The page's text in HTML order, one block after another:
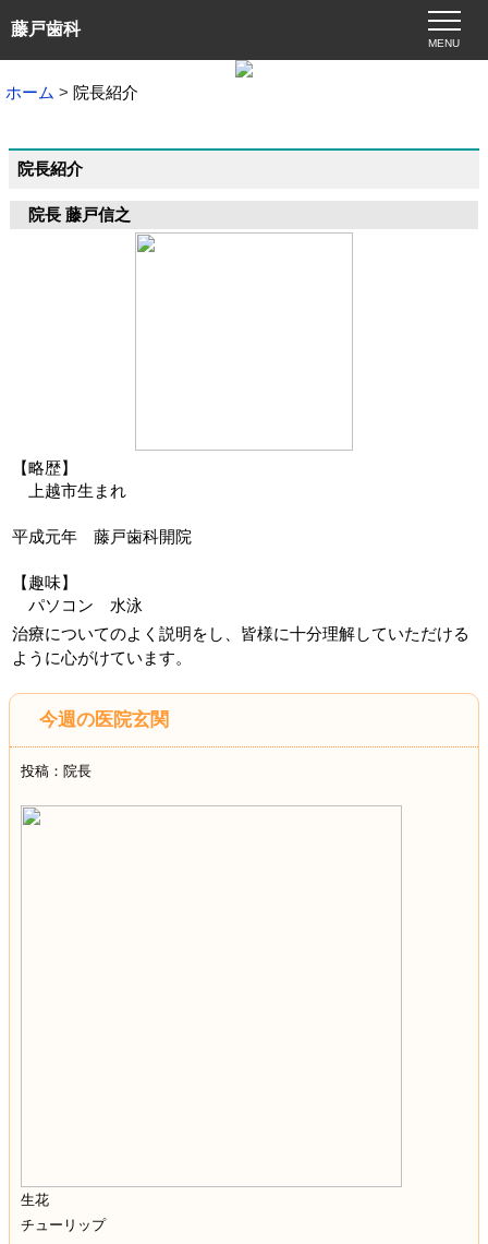
藤戸歯科
MENU
ホーム 院長紹介
院長紹介
院長 藤戸信之
【略歴】
上越市生まれ
平成元年 藤戸歯科開院
【趣味】
パソコン 水泳
治療についてのよく説明をし、皆様に十分理解していただける
ように心がけています。
今週の医院玄関
投稿：院長
生花
チューリップ